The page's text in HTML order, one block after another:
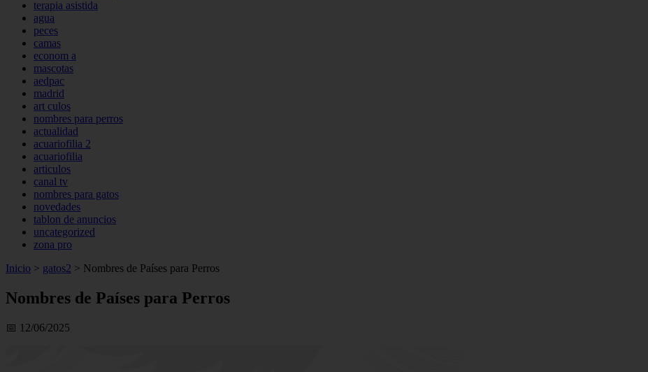
terapia asistida
agua
peces
camas
econom a
mascotas
aedpac
madrid
art culos
nombres para perros
actualidad
acuariofilia 2
acuariofilia
articulos
canal tv
nombres para gatos
novedades
tablon de anuncios
uncategorized
zona pro
Inicio > gatos2 > Nombres de Países para Perros
Nombres de Países para Perros
📅 12/06/2025